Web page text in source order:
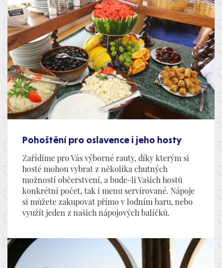
Pohoštění pro oslavence i jeho hosty
Zařídíme pro Vás výborné rauty, díky kterým si
hosté mohou vybrat z několika chutných
možností občerstvení, a bude-li Vašich hostů
konkrétní počet, tak i menu servírované. Nápoje
si můžete zakupovat přímo v lodním baru, nebo
využít jeden z našich nápojových balíčků.